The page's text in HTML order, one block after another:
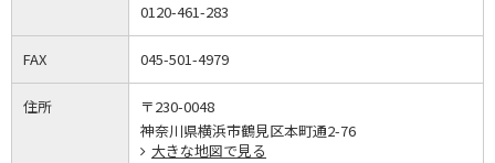
0120-461-283
FAX 045-501-4979
住所
〒230-0048
神奈川県横浜市鶴見区本町通2-76
大きな地図で見る